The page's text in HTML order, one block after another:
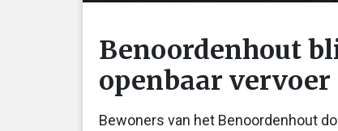
Benoordenhout
openbaar vervoer
Bewoners van het Benoordenhout